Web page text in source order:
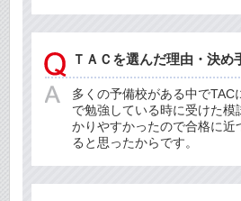
ＴＡＣを選んだ理由・決め
多くの予備校がある中でTAC
で勉強している時に受けた模
かりやすかったので合格に近
ると思ったからです。